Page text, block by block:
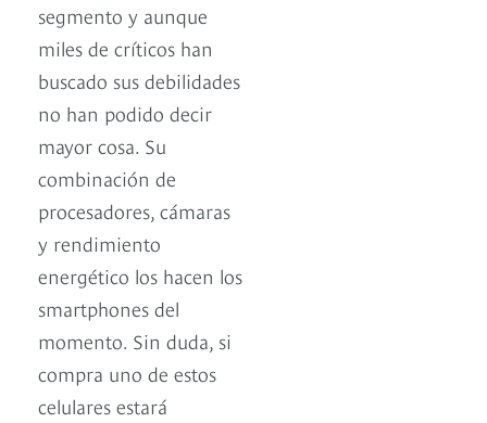
segmento y aunque
miles de críticos han
buscado sus debilidades
no han podido decir
mayor cosa. Su
combinación de
procesadores, cámaras
y rendimiento
energético los hacen los
smartphones del
momento. Sin duda, si
compra uno de estos
celulares estará